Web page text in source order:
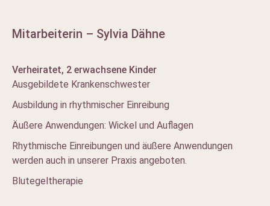
Mitarbeiterin – Sylvia Dähne
Verheiratet, 2 erwachsene Kinder
Ausgebildete Krankenschwester
Ausbildung in rhythmischer Einreibung
Äußere Anwendungen: Wickel und Auflagen
Rhythmische Einreibungen und äußere Anwendungen
werden auch in unserer Praxis angeboten.
Blutegeltherapie